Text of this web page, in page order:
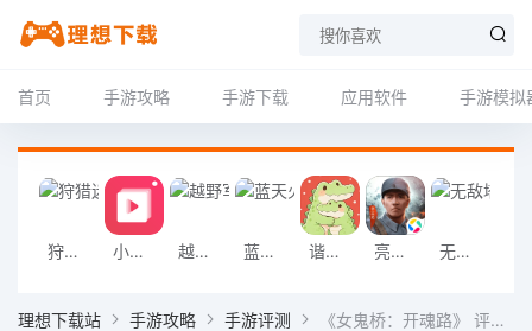
首页 手游攻略 手游下载 应用软件 手游模拟
狩猎迷城恐龙大战游戏 小影记app 越野军事卡车司机游戏 蓝天火龙传奇安卓版 谐音梗游戏 亮剑2026官方版 无敌塔防王游戏
理想下载站 手游攻略 手游评测 《女鬼桥：开魂路》 评测：电影改编的恐怖游戏，优点缺点都很明显